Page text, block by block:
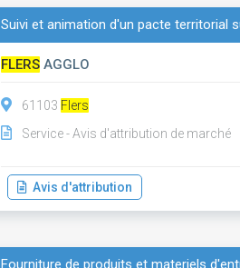
Suivi et animation d'un pacte territorial
FLERS AGGLO
61103 Flers
Service - Avis d'attribution de marché
Avis d'attribution
Fourniture de produits et materiels